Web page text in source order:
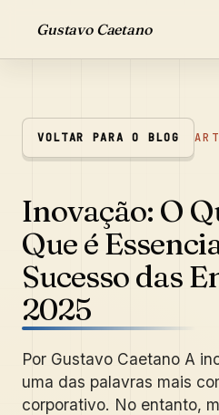
Gustavo Caetano
VOLTAR PARA O BLOG
Inovação: O
Que é
Sucesso das
2025
Por Gustavo Caetano A
uma das palavras mais
corporativo. No entanto,